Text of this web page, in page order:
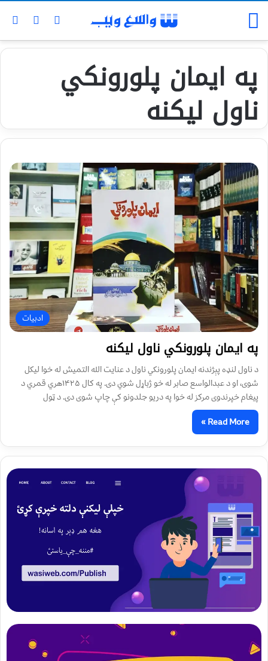
skin Log In
په ایمان پلورونکي
ناول لیکنه
ادبیات
په ایمان پلورونکي ناول لیکنه
د ناول لنډه پېژندنه ایمان پلورونکي ناول د عنایت الله التمیش له خوا لیکل
شوی، او د عبدالواسع صابر له خو ژباړل شوي دی. په کال ۱۴۲۵هري قمري د
پیغام خپرندوی مرکز له خوا په دریو جلدونو کې چاپ شوی دی. د ټول
Read More »